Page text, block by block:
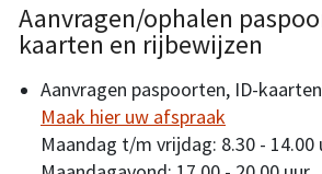
Aanvragen/ophalen
kaarten en rijbewijzen
Aanvragen paspoorten, ID-
Maak hier uw afspraak
Maandag t/m vrijdag: 8.30 - 14.00